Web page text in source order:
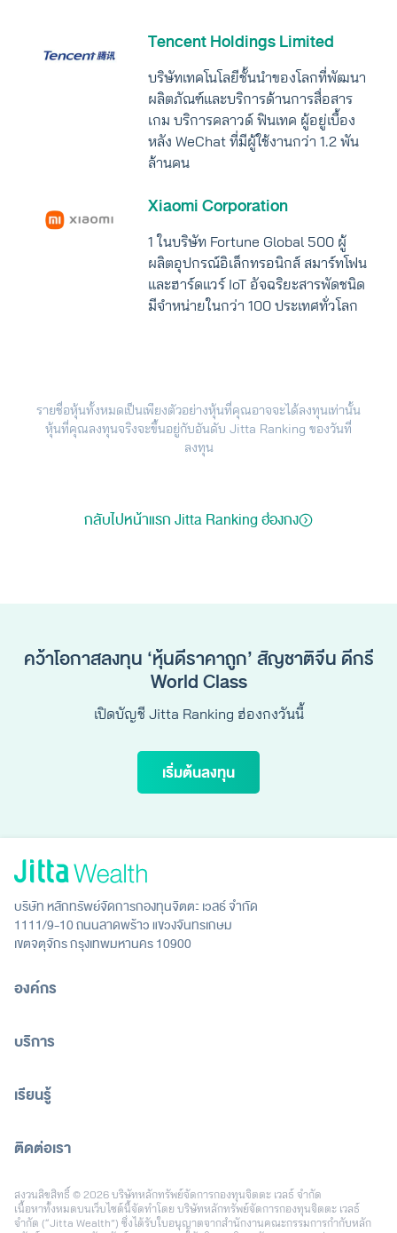
Tencent Holdings Limited
บริษัทเทคโนโลยีชั้นนำของโลกที่พัฒนา
ผลิตภัณฑ์และบริการด้านการสื่อสาร
เกม บริการคลาวด์ ฟินเทค ผู้อยู่เบื้อง
หลัง WeChat ที่มีผู้ใช้งานกว่า 1.2 พัน
ล้านคน
Xiaomi Corporation
1 ในบริษัท Fortune Global 500 ผู้
ผลิตอุปกรณ์อิเล็กทรอนิกส์ สมาร์ทโฟน
และฮาร์ดแวร์ IoT อัจฉริยะสารพัดชนิด
มีจำหน่ายในกว่า 100 ประเทศทั่วโลก
รายชื่อหุ้นทั้งหมดเป็นเพียงตัวอย่างหุ้นที่คุณอาจจะได้ลงทุนเท่านั้น
หุ้นที่คุณลงทุนจริงจะขึ้นอยู่กับอันดับ Jitta Ranking ของวันที่
ลงทุน
กลับไปหน้าแรก Jitta Ranking ฮ่องกง
คว้าโอกาสลงทุน ‘หุ้นดีราคาถูก’ สัญชาติจีน ดีกรี
World Class
เปิดบัญชี Jitta Ranking ฮ่องกงวันนี้
เริ่มต้นลงทุน
บริษัท หลักทรัพย์จัดการกองทุนจิตตะ เวลธ์ จำกัด
1111/9-10 ถนนลาดพร้าว แขวงจันทรเกษม
เขตจตุจักร กรุงเทพมหานคร 10900
องค์กร
บริการ
เรียนรู้
ติดต่อเรา
สงวนลิขสิทธิ์ © 2026 บริษัทหลักทรัพย์จัดการกองทุนจิตตะ เวลธ์ จำกัด
เนื้อหาทั้งหมดบนเว็บไซต์นี้จัดทำโดย บริษัทหลักทรัพย์จัดการกองทุนจิตตะ เวลธ์
จำกัด (“Jitta Wealth”) ซึ่งได้รับใบอนุญาตจากสำนักงานคณะกรรมการกำกับหลัก